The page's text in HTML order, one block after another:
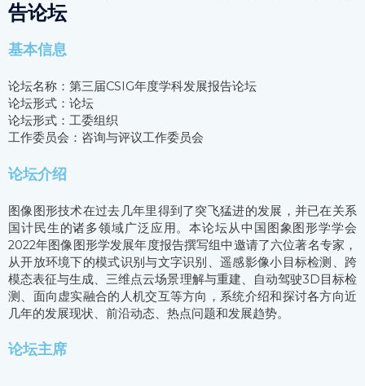
告论坛
基本信息
论坛名称：第三届CSIG年度学科发展报告论坛
论坛形式：论坛
论坛形式：工委组织
工作委员会：咨询与评议工作委员会
论坛介绍
图像图形技术在过去几年里得到了突飞猛进的发展，并已在关系
国计民生的诸多领域广泛应用。本论坛从中国图象图形学学会
2022年图像图形学发展年度报告撰写组中邀请了六位著名专家，
从开放环境下的模式识别与文字识别、遥感影像小目标检测、跨
模态表征与生成、三维点云场景理解与重建、自动驾驶3D目标检
测、面向虚实融合的人机交互等方向，系统介绍和探讨各方向近
几年的发展现状、前沿动态、热点问题和发展趋势。
论坛主席